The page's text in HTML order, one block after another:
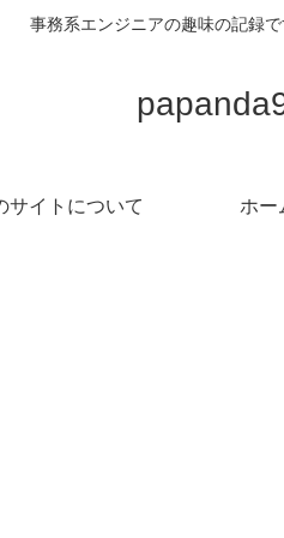
事務系エンジニアの趣味の記録
サイトについて ホー